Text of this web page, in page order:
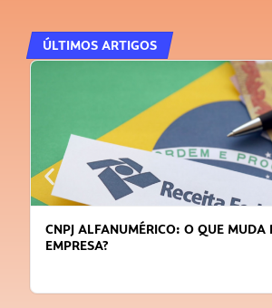
ÚLTIMOS ARTIGOS
DICAS PARA OBTER CRÉDITO